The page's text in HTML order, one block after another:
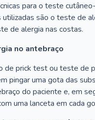
para o teste
utilizadas são o teste de
de alergia nas costas.
no antebraço
de prick test ou teste de
pingar uma gota das
do paciente e, em
uma lanceta em cada